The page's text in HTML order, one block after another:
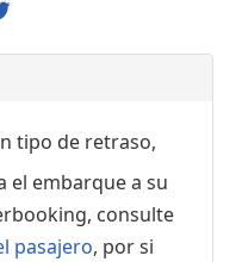
tipo de retraso,
el embarque a su
consulte
pasajero, por si